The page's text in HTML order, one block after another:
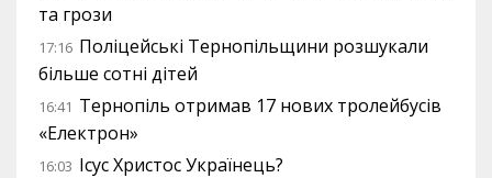
та грози
17:16 Поліцейські Тернопільщини розшукали
більше сотні дітей
16:41 Тернопіль отримав 17 нових тролейбусів
«Електрон»
16:03 Ісус Христос Українець?